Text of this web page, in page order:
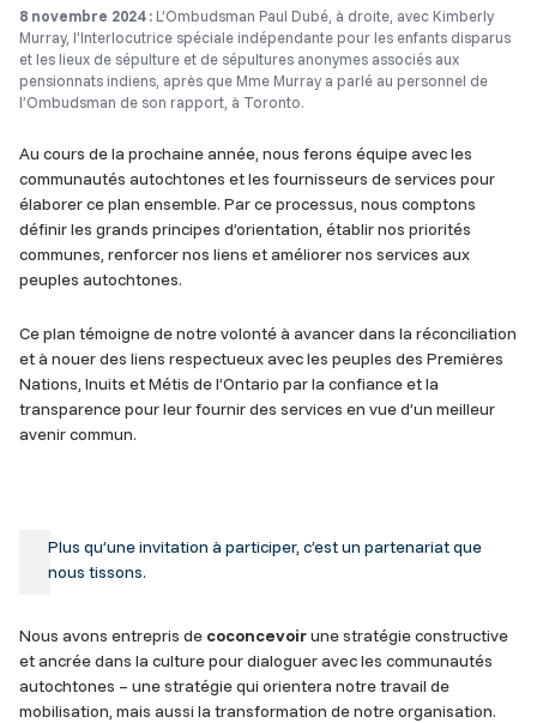
8 novembre 2024 : L’Ombudsman Paul Dubé, à droite, avec Kimberly
Murray, l’Interlocutrice spéciale indépendante pour les enfants disparus
et les lieux de sépulture et de sépultures anonymes associés aux
pensionnats indiens, après que Mme Murray a parlé au personnel de
l’Ombudsman de son rapport, à Toronto.
Au cours de la prochaine année, nous ferons équipe avec les
communautés autochtones et les fournisseurs de services pour
élaborer ce plan ensemble. Par ce processus, nous comptons
définir les grands principes d’orientation, établir nos priorités
communes, renforcer nos liens et améliorer nos services aux
peuples autochtones.
Ce plan témoigne de notre volonté à avancer dans la réconciliation
et à nouer des liens respectueux avec les peuples des Premières
Nations, Inuits et Métis de l’Ontario par la confiance et la
transparence pour leur fournir des services en vue d’un meilleur
avenir commun.
Plus qu’une invitation à participer, c’est un partenariat que
nous tissons.
Nous avons entrepris de coconcevoirune stratégie constructive
et ancrée dans la culture pour dialoguer avec les communautés
autochtones – une stratégie qui orientera notre travail de
mobilisation, mais aussi la transformation de notre organisation.